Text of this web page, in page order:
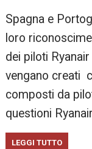
Spagna e
loro
dei piloti
vengano creati
composti da
questioni
LEGGI TUTTO